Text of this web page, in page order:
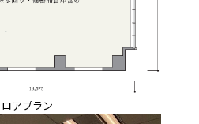
アプラン